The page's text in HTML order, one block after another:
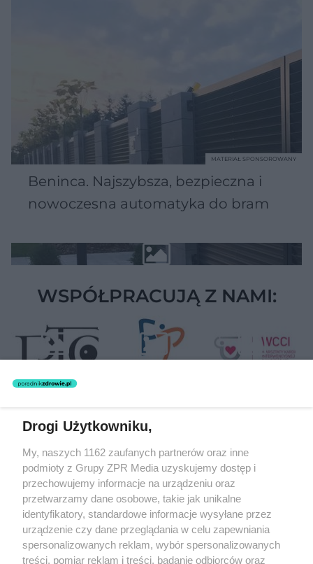
Beninca. Najszybsza, bezpieczna i
nowoczesna automatyka do bram
MATERIAŁ SPONSOROWANY
WSPÓŁPRACUJĄ Z NAMI:
rozpowszechniany lub dalej rozpowszechniany w jakikolwiek sposób
(w tym także elektroniczny lub mechaniczny) na jakimkolwiek polu
eksploatacji w jakiejkolwiek formie, włącznie z umieszczaniem w
Internecie bez pisemnej zgody właściciela praw. Jakiekolwiek użycie
lub wykorzystanie utworów w całości lub w części z naruszeniem
prawa, tzn. bez właściwej zgody, jest zabronione pod groźbą kary i
może być ścigane prawnie.
Drogi Użytkowniku,
My, naszych 1162 zaufanych partnerów oraz inne
podmioty z Grupy ZPR Media uzyskujemy dostęp i
przechowujemy informacje na urządzeniu oraz
przetwarzamy dane osobowe, takie jak unikalne
identyfikatory, standardowe informacje wysyłane przez
urządzenie czy dane przeglądania w celu zapewniania
spersonalizowanych reklam, wybór spersonalizowanych
treści, pomiar reklam i treści, badanie odbiorców oraz